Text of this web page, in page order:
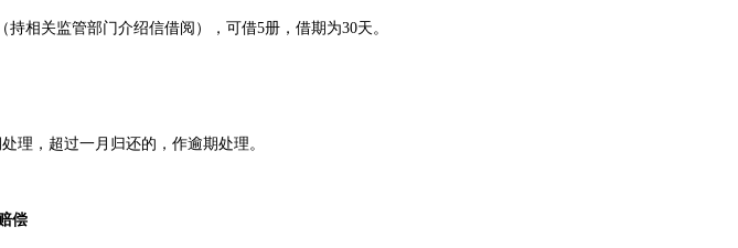
相关监管部门介绍信借阅），可借5册，借期为30天。
，超过一月归还的，作逾期处理。
偿